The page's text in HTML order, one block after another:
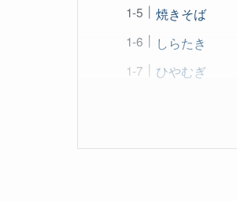
焼きそば
しらたき
ひやむぎ